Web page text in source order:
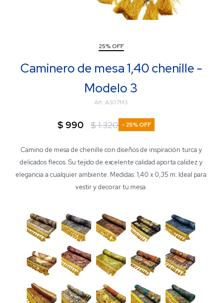
25% OFF
Caminero de mesa 1,40 chenille -
Modelo 3
A307M3
$ 990 $1.320 25
Camino de mesa de chenille con diseños de inspiración turca y
delicados flecos. Su tejido de excelente calidad aporta calidez y
elegancia a cualquier ambiente. Medidas: 1,40 x 0,35 m. Ideal para
vestir y decorar tu mesa.